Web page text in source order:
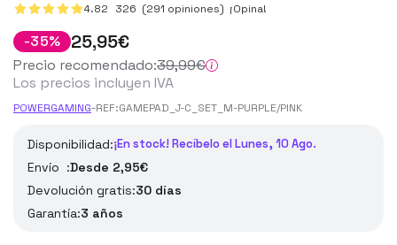
4.82 326 (291 opiniones) ¡Opina!
-35% 25,95€
Precio recomendado:39,99€
Los precios incluyen IVA
POWERGAMING-REF:GAMEPAD_J-C_SET_M-PURPLE/PINK
Disponibilidad:¡En stock! Recíbelo el Lunes, 10 Ago.
Envío :Desde 2,95€
Devolución gratis:30 días
Garantía:3 años